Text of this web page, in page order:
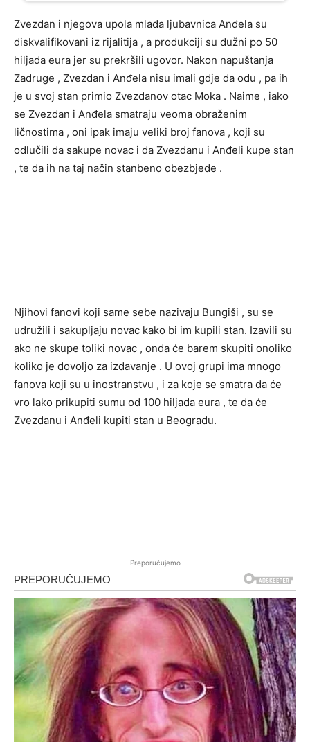
Zvezdan i njegova upola mlađa ljubavnica Anđela su
diskvalifikovani iz rijalitija , a produkciji su dužni po 50
hiljada eura jer su prekršili ugovor. Nakon napuštanja
Zadruge , Zvezdan i Anđela nisu imali gdje da odu , pa ih
je u svoj stan primio Zvezdanov otac Moka . Naime , iako
se Zvezdan i Anđela smatraju veoma obraženim
ličnostima , oni ipak imaju veliki broj fanova , koji su
odlučili da sakupe novac i da Zvezdanu i Anđeli kupe stan
, te da ih na taj način stanbeno obezbjede .
Njihovi fanovi koji same sebe nazivaju Bungiši , su se
udružili i sakupljaju novac kako bi im kupili stan. Izavili su
ako ne skupe toliki novac , onda će barem skupiti onoliko
koliko je dovoljo za izdavanje . U ovoj grupi ima mnogo
fanova koji su u inostranstvu , i za koje se smatra da će
vro lako prikupiti sumu od 100 hiljada eura , te da će
Zvezdanu i Anđeli kupiti stan u Beogradu.
Preporučujemo